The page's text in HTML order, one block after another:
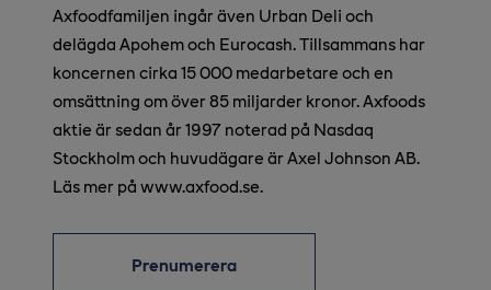
Axfoodfamiljen ingår även Urban Deli och
delägda Apohem och Eurocash. Tillsammans har
koncernen cirka 15 000 medarbetare och en
omsättning om över 85 miljarder kronor. Axfoods
aktie är sedan år 1997 noterad på Nasdaq
Stockholm och huvudägare är Axel Johnson AB.
Läs mer på www.axfood.se.
Prenumerera